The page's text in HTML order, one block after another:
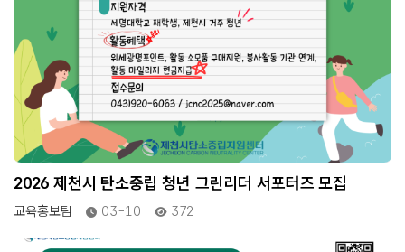
2026 제천시 탄소중립 청년 그린리더 서포터즈 모집
교육홍보팀 03-10 372